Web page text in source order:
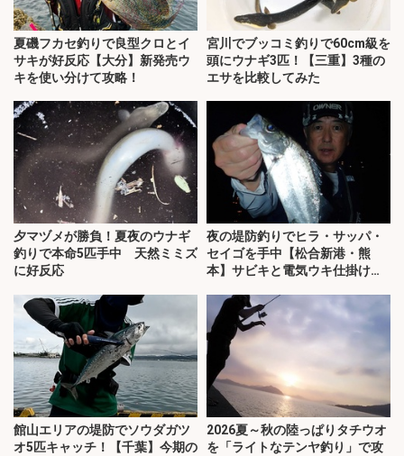
夏磯フカセ釣りで良型クロとイ
サキが好反応【大分】新発売ウ
キを使い分けて攻略！
宮川でブッコミ釣りで60cm級を
頭にウナギ3匹！【三重】3種の
エサを比較してみた
夕マヅメが勝負！夏夜のウナギ
釣りで本命5匹手中 天然ミミズ
に好反応
夜の堤防釣りでヒラ・サッパ・
セイゴを手中【松合新港・熊
本】サビキと電気ウキ仕掛けで
館山エリアの堤防でソウダガツ
オ5匹キャッチ！【千葉】今期の
2026夏～秋の陸っぱりタチウオ
を「ライトなテンヤ釣り」で攻